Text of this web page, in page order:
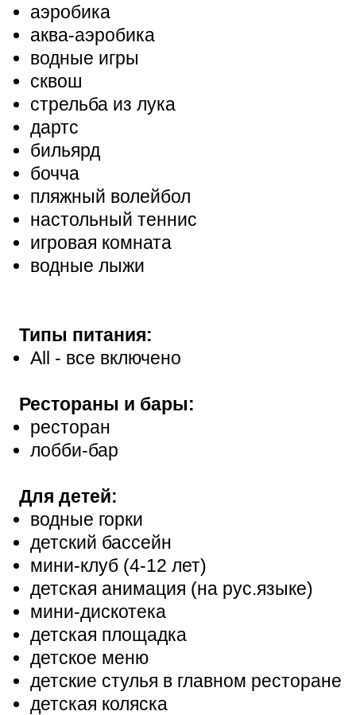
аэробика
аква-аэробика
водные игры
сквош
стрельба из лука
дартс
бильярд
бочча
пляжный волейбол
настольный теннис
игровая комната
водные лыжи
Типы питания:
All - все включено
Рестораны и бары:
ресторан
лобби-бар
Для детей:
водные горки
детский бассейн
мини-клуб (4-12 лет)
детская анимация (на рус.языке)
мини-дискотека
детская площадка
детское меню
детские стулья в главном ресторане
детская коляска